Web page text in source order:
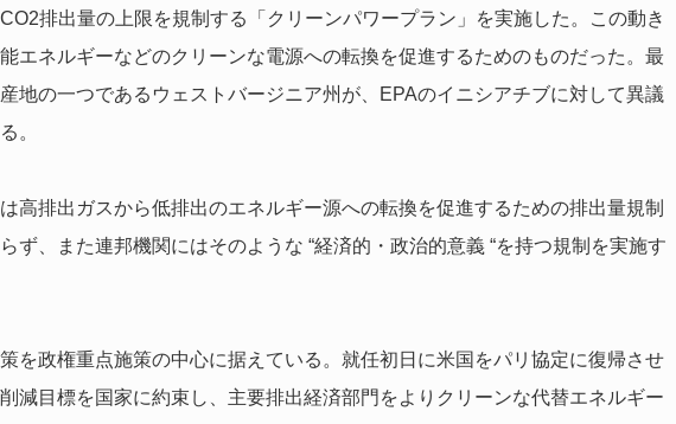
排出量の上限を規制する「クリーンパワープラン」を実施した。この動き
エネルギーなどのクリーンな電源への転換を促進するためのものだった。最
地の一つであるウェストバージニア州が、EPAのイニシアチブに対して異議
。
高排出ガスから低排出のエネルギー源への転換を促進するための排出量規制
ず、また連邦機関にはそのような “経済的・政治的意義 “を持つ規制を実施す
を政権重点施策の中心に据えている。就任初日に米国をパリ協定に復帰させ
減目標を国家に約束し、主要排出経済部門をよりクリーンな代替エネルギー